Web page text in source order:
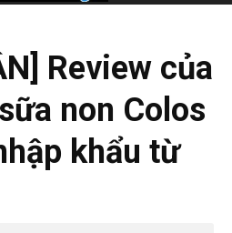
Review của
non Colos
khẩu từ